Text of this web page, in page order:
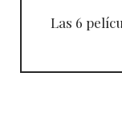
Las 6